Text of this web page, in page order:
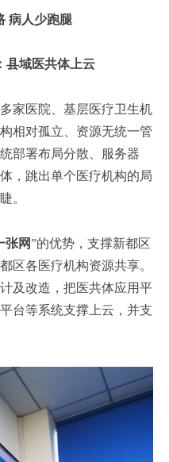
病人少跑腿
县域医共体上云
家医院、基层医疗卫生机
相对孤立、资源无统一管
部署布局分散、服务器
，跳出单个医疗机构的局
。
张网”的优势，支撑新都区
区各医疗机构资源共享。
及改造，把医共体应用平
台等系统支撑上云，并支